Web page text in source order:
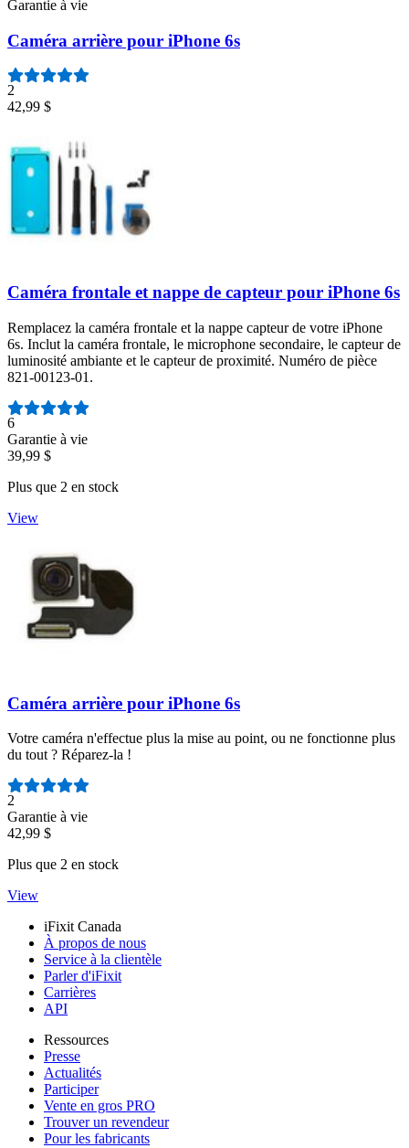
Garantie à vie
Caméra arrière pour iPhone 6s
2
42,99 $
Caméra frontale et nappe de capteur pour iPhone 6s
Remplacez la caméra frontale et la nappe capteur de votre iPhone
6s. Inclut la caméra frontale, le microphone secondaire, le capteur de
luminosité ambiante et le capteur de proximité. Numéro de pièce
821-00123-01.
Nombre d'avis :
6
Garantie à vie
39,99 $
Plus que 2 en stock
View
Caméra arrière pour iPhone 6s
Votre caméra n'effectue plus la mise au point, ou ne fonctionne plus
du tout ? Réparez-la !
Nombre d'avis :
2
Garantie à vie
42,99 $
Plus que 2 en stock
View
iFixit Canada
À propos de nous
Service à la clientèle
Parler d'iFixit
Carrières
API
Ressources
Presse
Actualités
Participer
Vente en gros PRO
Trouver un revendeur
Pour les fabricants